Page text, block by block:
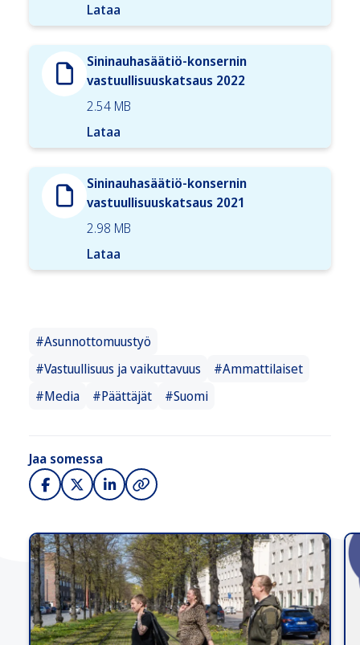
Lataa
Sininauhasäätiö-konsernin
vastuullisuuskatsaus 2022
2.54 MB
Lataa
Sininauhasäätiö-konsernin
vastuullisuuskatsaus 2021
2.98 MB
Lataa
#Asunnottomuustyö
#Vastuullisuus ja vaikuttavuus
#Ammattilaiset
#Media
#Päättäjät #Suomi
Jaa somessa